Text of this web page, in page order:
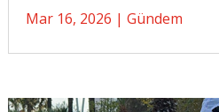
Mar 16, 2026 | Gündem